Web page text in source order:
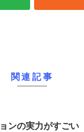
関連記事
ンの実力がすごい